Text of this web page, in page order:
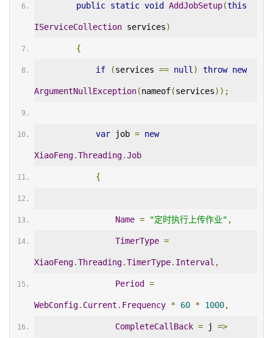
public static void AddJobSetup(this
IServiceCollection services)
{
if (services == null ) throw new
ArgumentNullException(nameof(services));
var job = new
XiaoFeng.Threading.Job
{
Name = "定时执行上传作业" ,
TimerType =
XiaoFeng.Threading.TimerType. Interval ,
Period =
WebConfig. Current . Frequency * 60 * 1000,
CompleteCallBack = j =>